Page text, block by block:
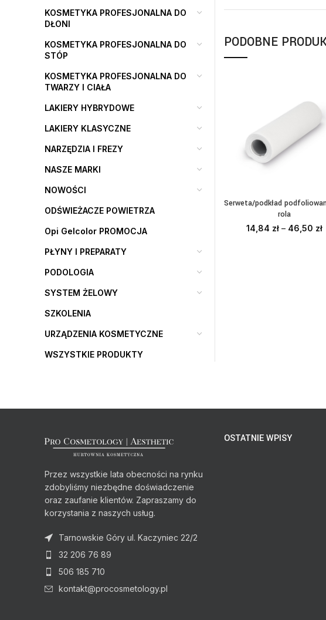
PODOBNE
WYBIERZ OPCJE
Serweta/podkład
rola
14,84 zł– 46,50 zł
KOSMETYKA PROFESJONALNA DO
DŁONI
KOSMETYKA PROFESJONALNA DO
STÓP
KOSMETYKA PROFESJONALNA DO
TWARZY I CIAŁA
LAKIERY HYBRYDOWE
LAKIERY KLASYCZNE
NARZĘDZIA I FREZY
NASZE MARKI
NOWOŚCI
ODŚWIEŻACZE POWIETRZA
Opi Gelcolor PROMOCJA
PŁYNY I PREPARATY
PODOLOGIA
SYSTEM ŻELOWY
SZKOLENIA
URZĄDZENIA KOSMETYCZNE
WSZYSTKIE PRODUKTY
Przez wszystkie lata obecności na rynku
zdobyliśmy niezbędne doświadczenie
oraz zaufanie klientów. Zapraszamy do
korzystania z naszych usług.
Tarnowskie Góry ul. Kaczyniec 22/2
32 206 76 89
506 185 710
kontakt@procosmetology.pl
OSTATNIE WPISY